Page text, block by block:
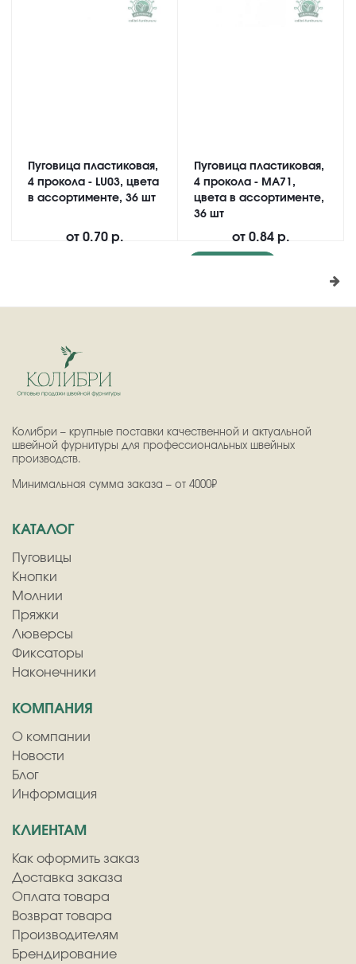
Пуговица пластиковая,
4 прокола - LU03, цвета
в ассортименте, 36 шт
от 0.70 р.
Пуговица пластиковая,
4 прокола - MA71,
цвета в ассортименте,
36 шт
от 0.84 р.
Колибри – крупные поставки качественной и актуальной
швейной фурнитуры для профессиональных швейных
производств.
Минимальная сумма заказа – от 4000₽
КАТАЛОГ
Пуговицы
Кнопки
Молнии
Пряжки
Люверсы
Фиксаторы
Наконечники
КОМПАНИЯ
О компании
Новости
Блог
Информация
КЛИЕНТАМ
Как оформить заказ
Доставка заказа
Оплата товара
Возврат товара
Производителям
Брендирование